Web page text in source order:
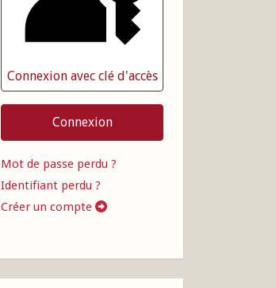
Connexion avec clé d'accès
Connexion
Mot de passe perdu ?
Identifiant perdu ?
Créer un compte